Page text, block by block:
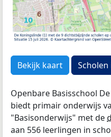
Bekijk kaart
Openbare Basisschool
biedt primair onderwijs
"Basisonderwijs" met de
aan 556 leerlingen in